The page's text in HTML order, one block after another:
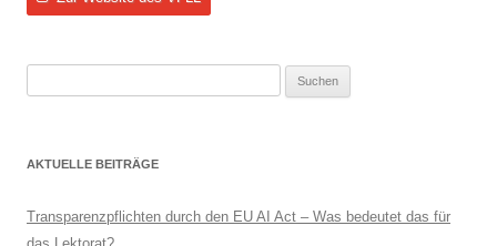
AKTUELLE BEITRÄGE
Transparenzpflichten durch den EU AI Act – Was bedeutet das für